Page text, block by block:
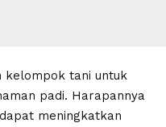
kelompok tani untuk
padi. Harapannya
meningkatkan